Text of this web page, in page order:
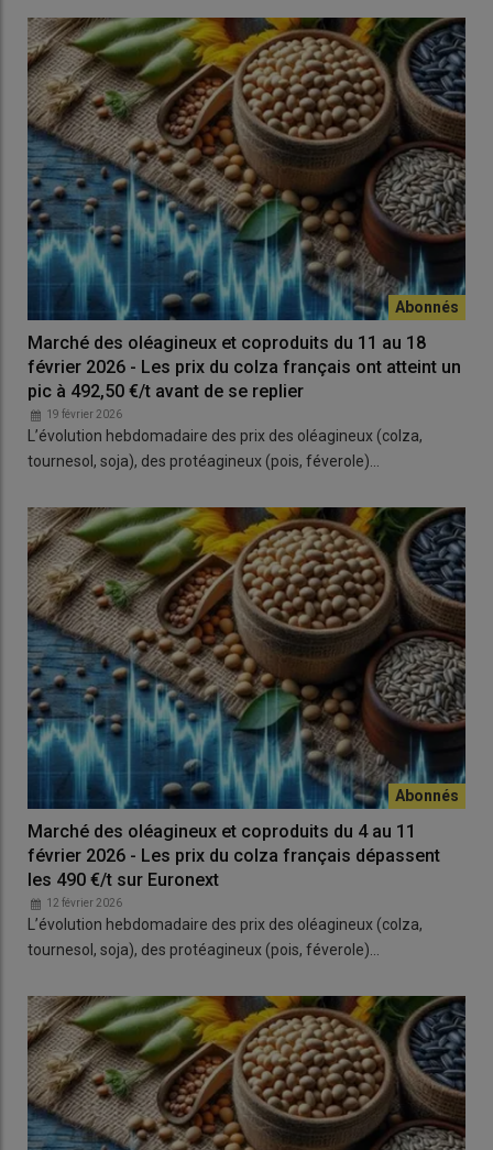
Marché des oléagineux et coproduits du 11 au 18
février 2026 - Les prix du colza français ont atteint un
pic à 492,50 €/t avant de se replier
19 février 2026
L’évolution hebdomadaire des prix des oléagineux (colza,
tournesol, soja), des protéagineux (pois, féverole)…
Marché des oléagineux et coproduits du 4 au 11
février 2026 - Les prix du colza français dépassent
les 490 €/t sur Euronext
12 février 2026
L’évolution hebdomadaire des prix des oléagineux (colza,
tournesol, soja), des protéagineux (pois, féverole)…